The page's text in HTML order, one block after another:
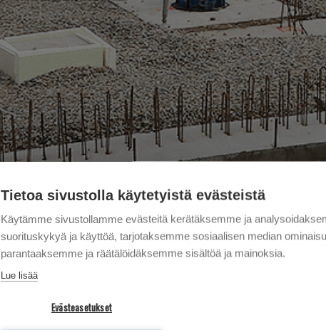
Tietoa sivustolla käytetyistä evästeistä
Käytämme sivustollamme evästeitä kerätäksemme ja
suorituskykyä ja käyttöä, tarjotaksemme sosiaalisen median
parantaaksemme ja räätälöidäksemme sisältöä ja mainoksia.
Lue lisää
Evästeasetukset